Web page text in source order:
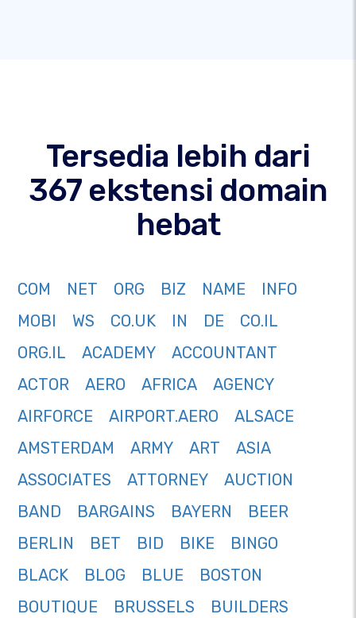
Tersedia lebih dari
367 ekstensi domain
hebat
COM NET ORG BIZ NAME
INFO
MOBI
WS CO.UK IN DE
CO.IL
ORG.IL
ACADEMY
ACCOUNTANT
ACTOR
AERO AFRICA
AGENCY
AIRFORCE
AIRPORT.AERO
ALSACE
AMSTERDAM
ARMY ART
ASIA
ASSOCIATES
ATTORNEY
AUCTION
BAND
BARGAINS BAYERN
BEER
BERLIN
BET BID BIKE
BINGO
BLACK
BLOG BLUE
BOSTON
BOUTIQUE
BRUSSELS
BUILDERS